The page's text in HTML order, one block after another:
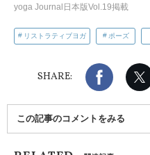
yoga Journal日本版Vol.19掲載
リストラティブヨガ ポーズ
SHARE:
この記事のコメントをみる